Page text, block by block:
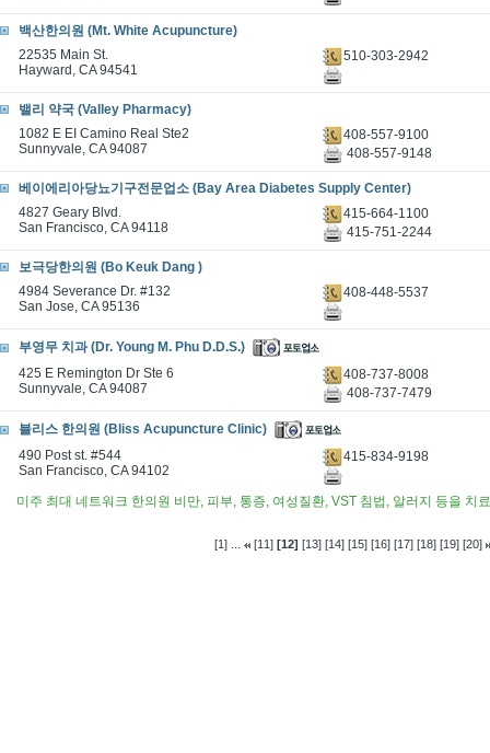
백산한의원 (Mt. White Acupuncture)
22535 Main St.
Hayward, CA 94541
510-303-2942
밸리 약국 (Valley Pharmacy)
1082 E EI Camino Real Ste2
Sunnyvale, CA 94087
408-557-9100
408-557-9148
베이에리아당뇨기구전문업소 (Bay Area Diabetes Supply Center)
4827 Geary Blvd.
San Francisco, CA 94118
415-664-1100
415-751-2244
보극당한의원 (Bo Keuk Dang )
4984 Severance Dr. #132
San Jose, CA 95136
408-448-5537
부영무 치과 (Dr. Young M. Phu D.D.S.)
425 E Remington Dr Ste 6
Sunnyvale, CA 94087
408-737-8008
408-737-7479
블리스 한의원 (Bliss Acupuncture Clinic)
490 Post st. #544
San Francisco, CA 94102
415-834-9198
미주 최대 네트워크 한의원 비만, 피부, 통증, 여성질환, VST 침법, 알러지 등을 치
[1]... [11] [12] [13] [14] [15] [16] [17] [18] [19] [20]